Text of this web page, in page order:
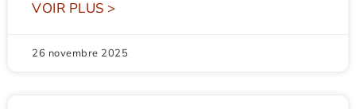
VOIR PLUS >
26 novembre 2025